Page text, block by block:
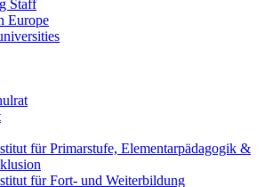
Staff
Europe
für Primarstufe, Elementarpädagogik &
für Fort- und Weiterbildung